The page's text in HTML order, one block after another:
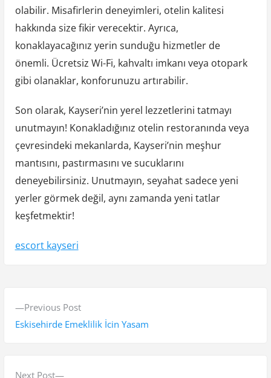
olabilir. Misafirlerin deneyimleri, otelin kalitesi
hakkında size fikir verecektir. Ayrıca,
konaklayacağınız yerin sunduğu hizmetler de
önemli. Ücretsiz Wi-Fi, kahvaltı imkanı veya otopark
gibi olanaklar, konforunuzu artırabilir.
Son olarak, Kayseri’nin yerel lezzetlerini tatmayı
unutmayın! Konakladığınız otelin restoranında veya
çevresindeki mekanlarda, Kayseri’nin meşhur
mantısını, pastırmasını ve sucuklarını
deneyebilirsiniz. Unutmayın, seyahat sadece yeni
yerler görmek değil, aynı zamanda yeni tatlar
keşfetmektir!
escort kayseri
Previous PostP
r
Eskisehirde Emeklilik İcin Yasam
Next Post
N